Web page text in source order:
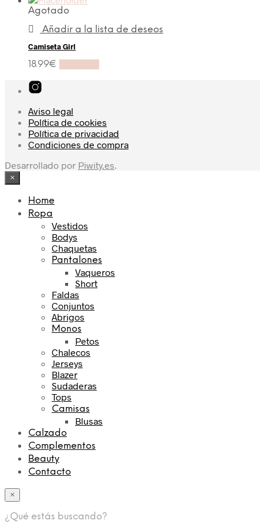
Agotado
Añadir a la lista de deseos
Camiseta Girl
18.99€
Aviso legal
Política de cookies
Política de privacidad
Condiciones de compra
Desarrollado por Piwity.es.
×
Home
Ropa
Vestidos
Bodys
Chaquetas
Pantalones
Vaqueros
Short
Faldas
Conjuntos
Abrigos
Monos
Petos
Chalecos
Jerseys
Blazer
Sudaderas
Tops
Camisas
Blusas
Calzado
Complementos
Beauty
Contacto
×
¿Qué estás buscando?